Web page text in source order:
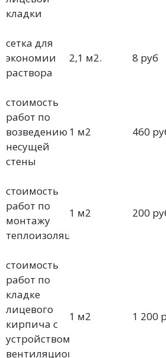
кладки
сетка для
экономии
раствора
2,1 м2. 8 руб
стоимость
работ по
возведению
несущей
стены
1 м2 460
стоимость
работ по
монтажу
теплоизоляции
1 м2 200
стоимость
работ по
кладке
лицевого
кирпича с
устройством
вентиляционного
1 м2 1 200